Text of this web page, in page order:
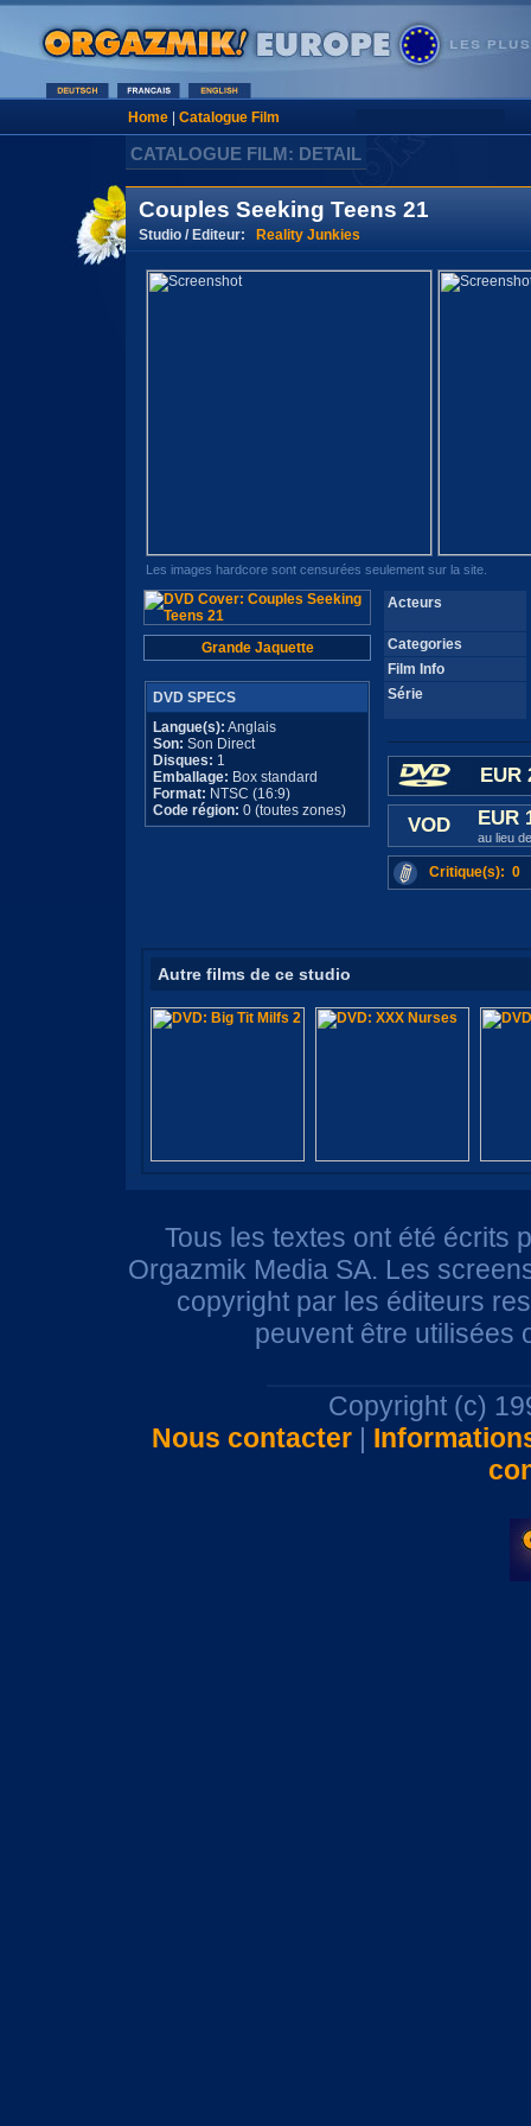
Home| Catalogue Film
CATALOGUE FILM: DETAIL
Couples Seeking Teens 21
Studio / Editeur: Reality Junkies
Les images hardcore sont censurées seulement sur la site.
Grande Jaquette
DVD SPECS
Langue(s): Anglais
Son: Son Direct
Disques: 1
Emballage: Box standard
Format: NTSC (16:9)
Code région: 0 (toutes zones)
Acteurs
Categories
Film Info
Série
EUR
VOD EUR
au lieu
Critique(s): 0
Autre films de ce studio
Tous les textes ont été écrits
Orgazmik Media SA. Les
copyright par les éditeurs
peuvent être utilisées
Copyright (c)
Nous contacter|